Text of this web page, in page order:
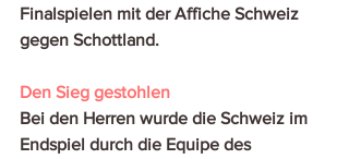
Finalspielen mit der Affiche Schweiz
gegen Schottland.
Den Sieg gestohlen
Bei den Herren wurde die Schweiz im
Endspiel durch die Equipe des